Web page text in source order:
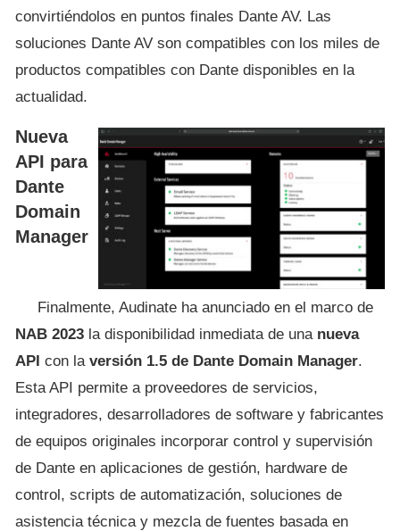
convirtiéndolos en puntos finales Dante AV. Las
soluciones Dante AV son compatibles con los miles de
productos compatibles con Dante disponibles en la
actualidad.
Nueva
API para
Dante
Domain
Manager
Finalmente, Audinate ha anunciado en el marco de
NAB 2023 la disponibilidad inmediata de una nueva
API con la versión 1.5 de Dante Domain Manager.
Esta API permite a proveedores de servicios,
integradores, desarrolladores de software y fabricantes
de equipos originales incorporar control y supervisión
de Dante en aplicaciones de gestión, hardware de
control, scripts de automatización, soluciones de
asistencia técnica y mezcla de fuentes basada en